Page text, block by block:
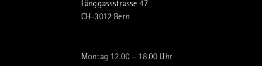
Länggassstrasse 47
CH-3012 Bern
Montag 12.00 – 18.00 Uhr